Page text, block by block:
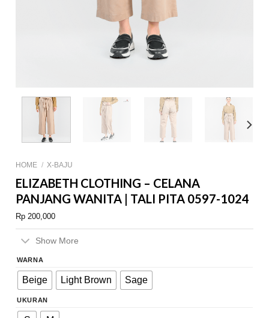
HOME / X-BAJU
ELIZABETH CLOTHING – CELANA
PANJANG WANITA | TALI PITA 0597-1024
Rp 200,000
Show More
WARNA
Beige Light Brown Sage
UKURAN